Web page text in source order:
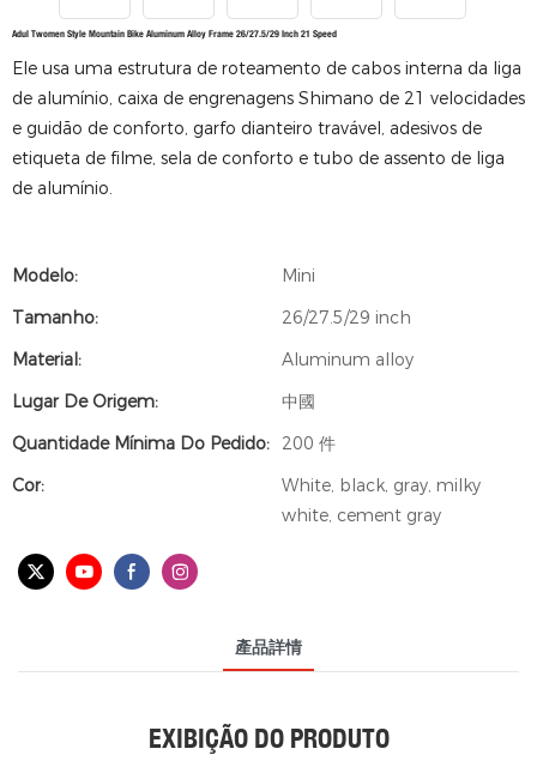
Adul Twomen Style Mountain Bike Aluminum Alloy Frame 26/27.5/29 Inch 21 Speed
Ele usa uma estrutura de roteamento de cabos interna da liga
de alumínio, caixa de engrenagens Shimano de 21 velocidades
e guidão de conforto, garfo dianteiro travável, adesivos de
etiqueta de filme, sela de conforto e tubo de assento de liga
de alumínio.
Modelo:
Mini
Tamanho:
26/27.5/29 inch
Material:
Aluminum alloy
Lugar De Origem:
中國
Quantidade Mínima Do Pedido:
200 件
Cor:
White, black, gray, milky
white, cement gray
產品詳情
EXIBIÇÃO DO PRODUTO